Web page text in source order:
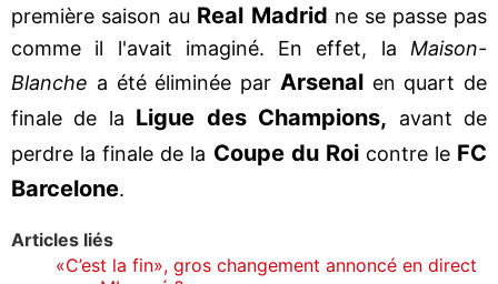
première saison au Real Madrid ne se passe pas
comme il l'avait imaginé. En effet, la Maison-
Blanche a été éliminée par Arsenal en quart de
finale de la Ligue des Champions, avant de
perdre la finale de la Coupe du Roi contre le FC
Barcelone.
Articles liés
«C’est la fin», gros changement annoncé en direct